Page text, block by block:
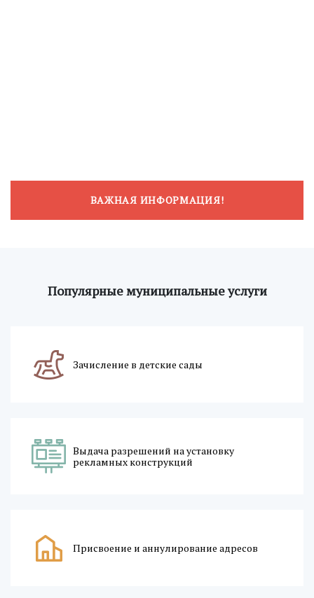
ВАЖНАЯ ИНФОРМАЦИЯ!
Популярные муниципальные услуги
Зачисление в детские сады
Выдача разрешений на установку
рекламных конструкций
Присвоение и аннулирование адресов